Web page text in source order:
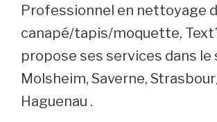
Professionnel en nettoyage
canapé/tapis/moquette,
propose ses services dans le
Molsheim, Saverne,
Haguenau .